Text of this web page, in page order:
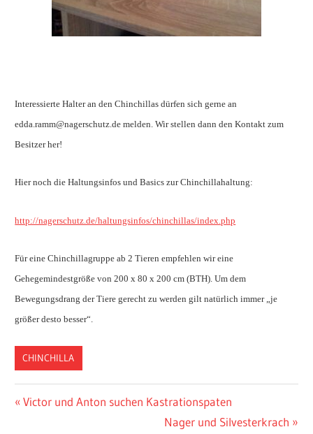
Interessierte Halter an den Chinchillas dürfen sich gerne an
edda.ramm@nagerschutz.de melden. Wir stellen dann den Kontakt zum
Besitzer her!
Hier noch die Haltungsinfos und Basics zur Chinchillahaltung:
http://nagerschutz.de/haltungsinfos/chinchillas/index.php
Für eine Chinchillagruppe ab 2 Tieren empfehlen wir eine
Gehegemindestgröße von 200 x 80 x 200 cm (BTH). Um dem
Bewegungsdrang der Tiere gerecht zu werden gilt natürlich immer „je
größer desto besser“.
CHINCHILLA
Vorheriger
Victor und Anton suchen Kastrationspaten
Nächster
Nager und Silvesterkrach